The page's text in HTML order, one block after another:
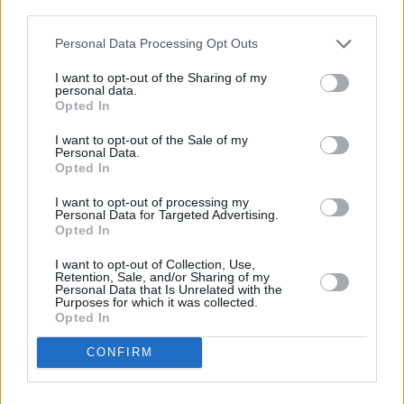
negar su consentimiento. Tenga en cuenta que algún
de su consentimiento, pero usted tiene el derecho de
rechazar tal procesamiento. Sus preferencias se aplicarán
cualquier momento entrando de nuevo en este sitio web o
visitando nuestra política de privacidad.
Personal Data Processing Opt Outs
I want to opt-out of the Sharing of my
personal data.
Opted In
I want to opt-out of the Sale of my
Personal Data.
Opted In
I want to opt-out of processing my
Personal Data for Targeted Advertising.
Opted In
I want to opt-out of Collection, Use,
Retention, Sale, and/or Sharing of my
Personal Data that Is Unrelated with the
Purposes for which it was collected.
Opted In
CONFIRM